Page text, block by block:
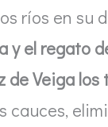
ríos en su
el regato
Veiga los
cauces,